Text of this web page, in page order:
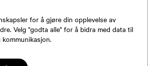
for å gjøre din opplevelse av
Velg "godta alle" for å bidra med data til
viktigste miljøene for formidling av kunnskap om jakt og
nøytral organisasjon, men har et sterkt jakt-, fiske-, og
saker.
Jeger- og Fiskerforbund har ansvar for innhold de